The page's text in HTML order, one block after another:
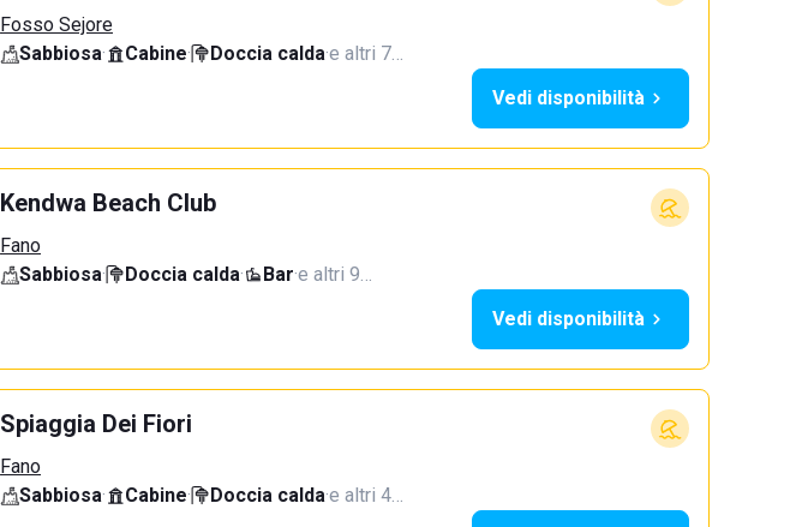
Fosso Sejore
Sabbiosa· Cabine· Doccia calda·e altri 7…
Vedi disponibilità
Kendwa Beach Club
Fano
Sabbiosa· Doccia calda· Bar·e altri 9…
Vedi disponibilità
Spiaggia Dei Fiori
Fano
Sabbiosa· Cabine· Doccia calda·e altri 4…